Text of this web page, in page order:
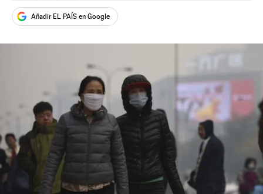
Añadir EL PAÍS en Google